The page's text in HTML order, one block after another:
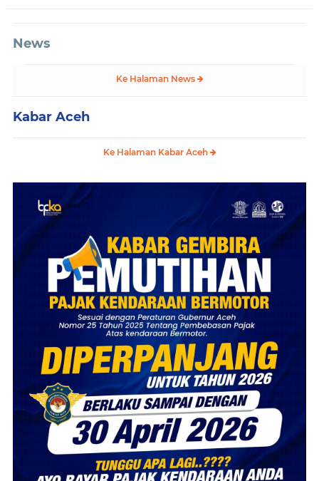
News
Ke Halaman News
Kabar Aceh
Ke Halaman Kabar Aceh